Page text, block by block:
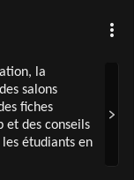
la
salons
fiches
et des conseils
étudiants en